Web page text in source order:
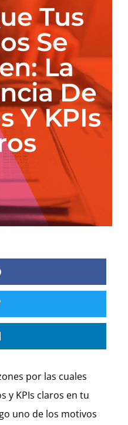
Tus
Se
La
De
Y KPIs
por las cuales
y KPIs claros en tu
uno de los motivos